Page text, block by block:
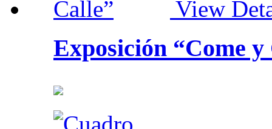
View
Exposición “Come y